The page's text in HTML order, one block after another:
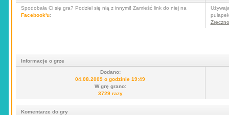
Spodobała Ci się gra? Podziel się nią z innymi! Zamieść link do niej na
Facebook'u:
Informacje o grze
Dodano:
04.08.2009 o godzinie 19:49
W grę grano:
3729 razy
Komentarze do gry